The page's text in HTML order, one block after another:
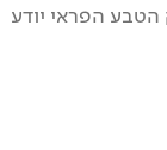
הפראי יודע